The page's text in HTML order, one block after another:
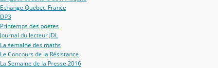
Echange Quebec-France
DP3
Printemps des poètes
Journal du lecteur JDL
La semaine des maths
Le Concours de la Résistance
La Semaine de la Presse 2016